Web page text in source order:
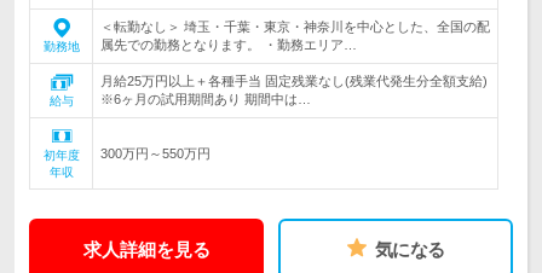
勤務地
＜転勤なし＞ 埼玉・千葉・東京・神奈川を中心とした、全国の配
属先での勤務となります。 ・勤務エリア…
給与
月給25万円以上＋各種手当 固定残業なし(残業代発生分全額支給)
※6ヶ月の試用期間あり 期間中は…
初年度
年収
300万円～550万円
求人詳細を見る 気になる